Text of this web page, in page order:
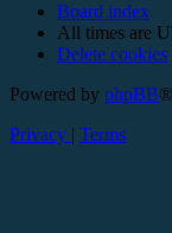
Board index
All times are
Delete cookies
Powered by phpBB
Privacy | Terms